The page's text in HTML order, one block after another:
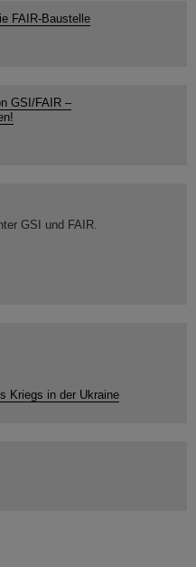
FAIR-Baustelle
GSI/FAIR –
GSI und FAIR.
Kriegs in der Ukraine